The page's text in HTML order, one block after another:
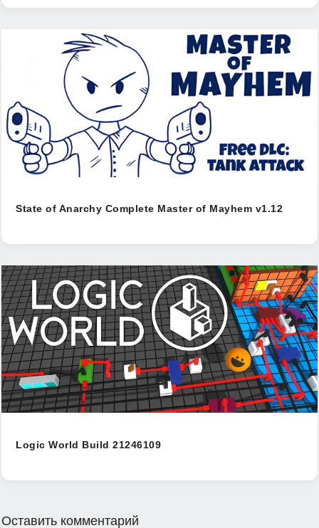
State of Anarchy Complete Master of Mayhem v1.12
Logic World Build 21246109
Оставить комментарий